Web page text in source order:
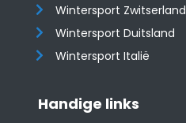
Wintersport Zwitserland
Wintersport Duitsland
Wintersport Italië
Handige links